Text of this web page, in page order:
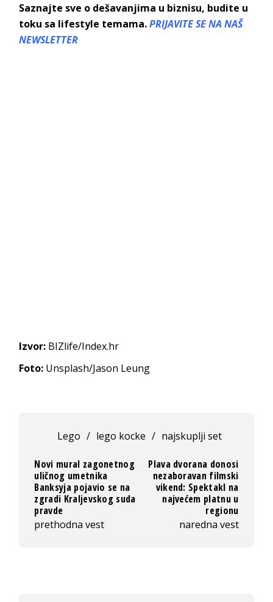
Saznajte sve o dešavanjima u biznisu, budite u
toku sa lifestyle temama.PRIJAVITE SE NA NAŠ
NEWSLETTER
Izvor: BIZlife/Index.hr
Foto: Unsplash/Jason Leung
Lego / lego kocke / najskuplji set
Novi mural zagonetnog
uličnog umetnika
Banksyja pojavio se na
zgradi Kraljevskog suda
pravde
prethodna vest
Plava dvorana donosi
nezaboravan filmski
vikend: Spektakl na
najvećem platnu u
regionu
naredna vest